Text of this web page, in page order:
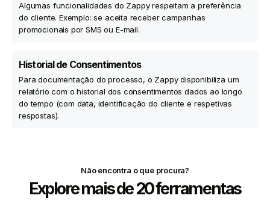
Algumas funcionalidades do Zappy respeitam a preferência
do cliente. Exemplo: se aceita receber campanhas
promocionais por SMS ou E-mail.
Historial de Consentimentos
Para documentação do processo, o Zappy disponibiliza um
relatório com o historial dos consentimentos dados ao longo
do tempo (com data, identificação do cliente e respetivas
respostas).
Não encontra o que procura?
Explore mais de 20 ferramentas